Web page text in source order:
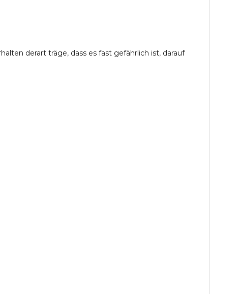
derart träge, dass es fast gefährlich ist, darauf